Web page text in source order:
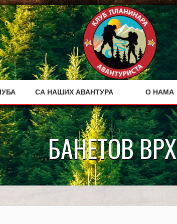
СА НАШИХ АВАНТУРА О НАМА
БАНЕТОВ ВРХ